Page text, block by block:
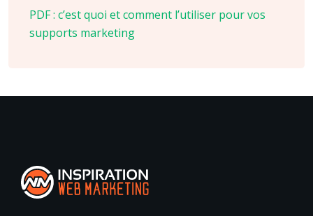
PDF : c’est quoi et comment l’utiliser pour vos
supports marketing